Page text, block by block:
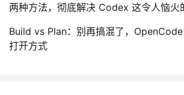
两种方法，彻底解决 Codex 这令人恼火
Build vs Plan：别再搞混了，
打开方式